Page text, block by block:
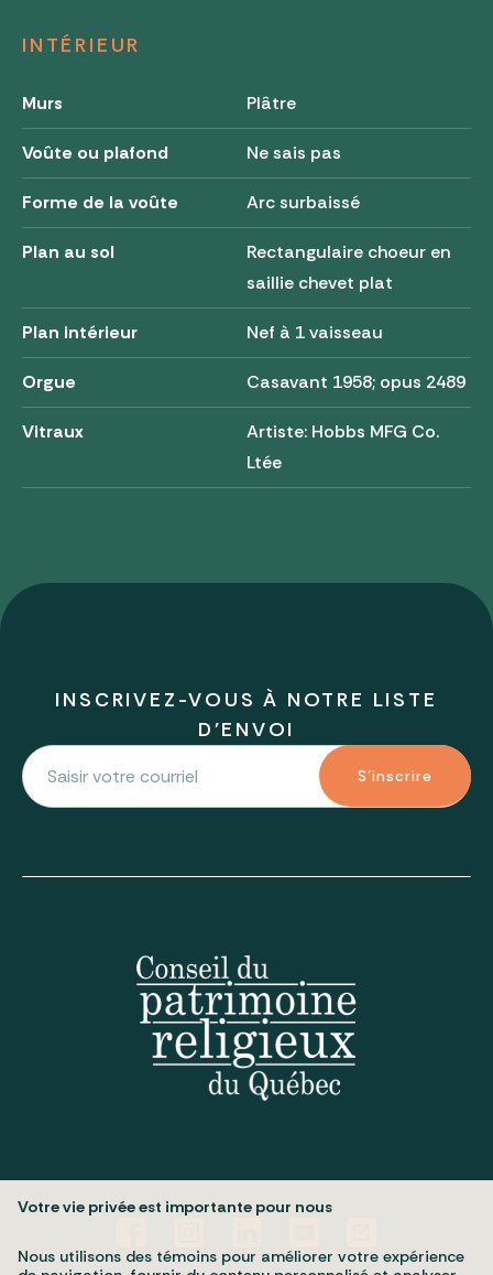
INTÉRIEUR
Murs Plâtre
Voûte ou plafond Ne sais pas
Forme de la voûte Arc surbaissé
Plan au sol
Rectangulaire choeur en
saillie chevet plat
Plan intérieur Nef à 1 vaisseau
Orgue Casavant 1958; opus 2489
Vitraux
Artiste: Hobbs MFG Co.
Ltée
INSCRIVEZ-VOUS À NOTRE LISTE
D'ENVOI
S'inscrire
Votre vie privée est importante pour nous
Nous utilisons des témoins pour améliorer votre expérience